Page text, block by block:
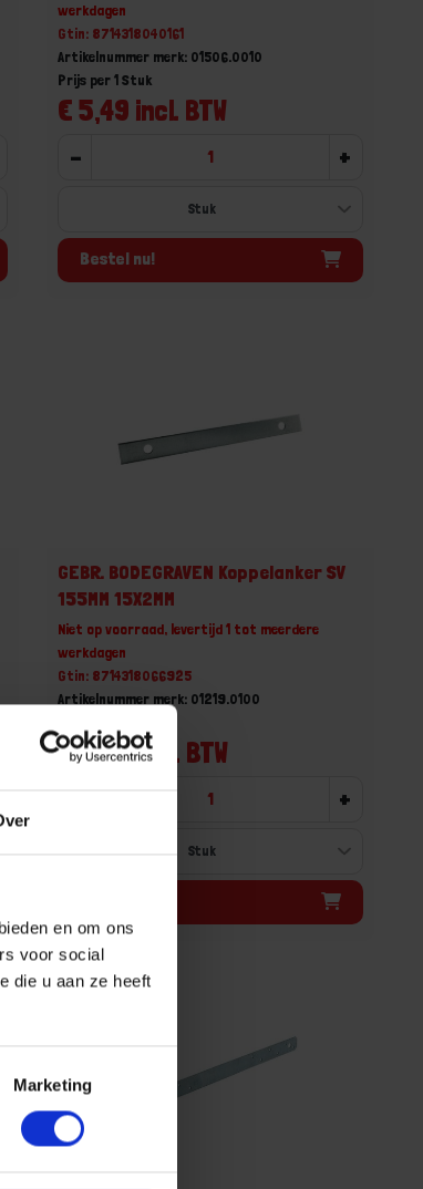
en om ons
voor social
die u aan ze heeft
Marketing
werkdagen
Gtin: 8714318040161
Artikelnummer merk: 01506.0010
€ 5,49 incl. BTW
Prijs per 1 Stuk
- +
Bestel nu!
GEBR. BODEGRAVEN Koppelanker SV
155MM 15X2MM
Niet op voorraad, levertijd 1 tot meerdere
werkdagen
Gtin: 8714318066925
Artikelnummer merk: 01219.0100
€ 0,43 incl. BTW
- +